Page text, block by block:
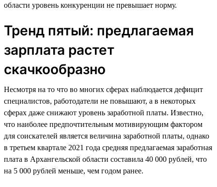
области уровень конкуренции не превышает норму.
Тренд пятый: предлагаемая
зарплата растет
скачкообразно
Несмотря на то что во многих сферах наблюдается дефицит
специалистов, работодатели не повышают, а в некоторых
сферах даже снижают уровень заработной платы. Известно,
что наиболее предпочтительным мотивирующим фактором
для соискателей является величина заработной платы, однако
в третьем квартале 2021 года средняя предлагаемая заработная
плата в Архангельской области составила 40 000 рублей, что
на 5 000 рублей меньше, чем годом ранее.